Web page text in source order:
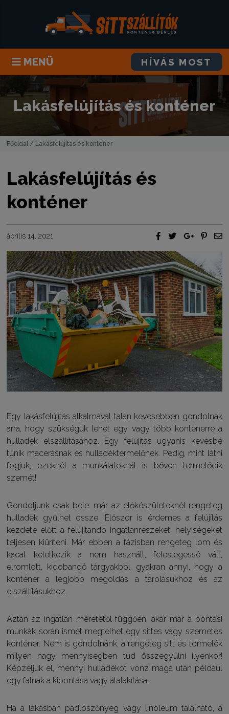
MENÜ HÍVÁS MOST
Lakásfelújítás és konténer
Főoldal / Lakásfelújítás és konténer
Lakásfelújítás és
konténer
április 14, 2021
Egy lakásfelújítás alkalmával talán kevesebben gondolnak
arra, hogy szükségük lehet egy vagy több konténerre a
hulladék elszállításához. Egy felújítás ugyanis kevésbé
tűnik macerásnak és hulladéktermelőnek. Pedig, mint látni
fogjuk, ezeknél a munkálatoknál is bőven termelődik
szemét!
Gondoljunk csak bele: már az előkészületeknél rengeteg
hulladék gyűlhet össze. Először is érdemes a felújítás
kezdete előtt a felújítandó ingatlanrészeket, helyiségeket
teljesen kiüríteni. Már ebben a fázisban rengeteg lom és
kacat keletkezik a nem használt, feleslegessé vált,
elromlott, kidobandó tárgyakból, gyakran annyi, hogy a
konténer a legjobb megoldás a tárolásukhoz és az
elszállításukhoz.
Aztán az ingatlan méretétől függően, akár már a bontási
munkák során ismét megtelhet egy sittes vagy szemetes
konténer. Nem is gondolnánk, a rengeteg sitt és törmelék
milyen nagy mennyiségben tud összegyűlni ilyenkor!
Képzeljük el, mennyi hulladékot vonz maga után például
egy falnak a kibontása vagy átalakítása.
Ha a lakásban padlószőnyeg vagy linóleum található, a